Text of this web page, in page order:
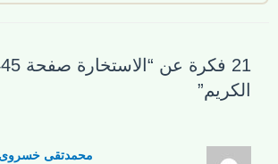
الكريم”
محمدتقی خسروی